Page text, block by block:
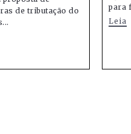
de tributação do
para
Leia